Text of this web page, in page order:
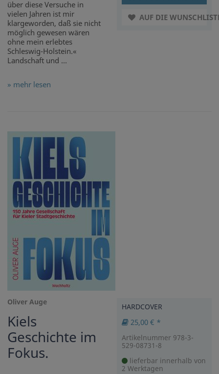
über diese Versuche in
vielen Jahren ist mir
klargeworden, daß sie nicht
möglich gewesen wären
ohne mein erlebtes
Schleswig-Holstein.«
Landschaft und ...
» mehr lesen
AUF DIE
Oliver Auge
Kiels
Geschichte im
Fokus.
HARDCOVER
25,00 € *
Artikelnummer 978-3-
529-08731-8
lieferbar innerhalb von
2 Werktagen